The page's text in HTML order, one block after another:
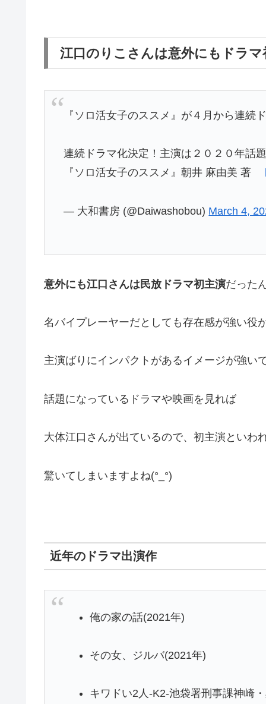
江口のりこさんは意外にもドラマ
『ソロ活女子のススメ』が４月から連続
連続ドラマ化決定！主演は２０２０年話
『ソロ活女子のススメ』朝井 麻由美 著
— 大和書房 (@Daiwashobou) March 4,
意外にも江口さんは民放ドラマ初主演だった
名バイプレーヤーだとしても存在感が強い役
主演ばりにインパクトがあるイメージが強い
話題になっているドラマや映画を見れば
大体江口さんが出ているので、初主演といわ
驚いてしまいますよね(°_°)
近年のドラマ出演作
俺の家の話(2021年)
その女、ジルバ(2021年)
キワドい2人-K2-池袋署刑事課神崎